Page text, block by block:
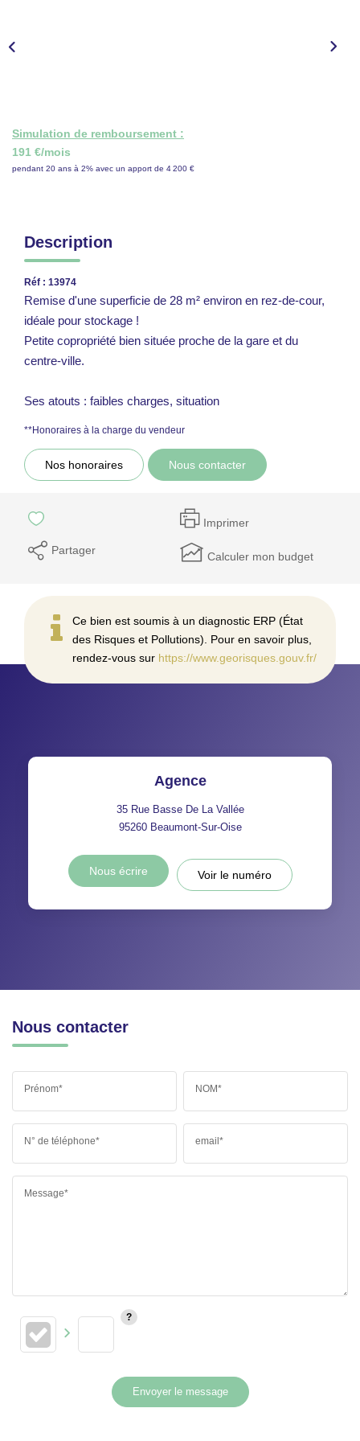
Simulation de remboursement :
191 €/mois
pendant 20 ans à 2% avec un apport de 4 200 €
Description
Réf : 13974
Remise d'une superficie de 28 m² environ en rez-de-cour,
idéale pour stockage !
Petite copropriété bien située proche de la gare et du
centre-ville.
Ses atouts : faibles charges, situation
**Honoraires à la charge du vendeur
Nos honoraires Nous contacter
Imprimer
Partager Calculer mon budget
Ce bien est soumis à un diagnostic ERP (État
des Risques et Pollutions). Pour en savoir plus,
rendez-vous sur https://www.georisques.gouv.fr/
Agence
35 Rue Basse De La Vallée
95260 Beaumont-Sur-Oise
Nous écrire Voir le numéro
Nous contacter
Prénom* NOM*
N° de téléphone* email*
Message*
Envoyer le message